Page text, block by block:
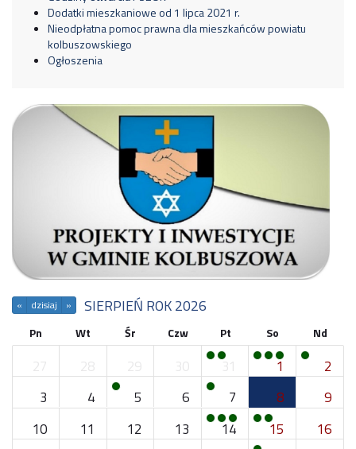
Dodatki mieszkaniowe od 1 lipca 2021 r.
Nieodpłatna pomoc prawna dla mieszkańców powiatu
kolbuszowskiego
Ogłoszenia
« dzisiaj » SIERPIEŃ ROK 2026
Pn Wt Śr Czw Pt So Nd
27 28 29 30 31 1
2
3
4 5 6 7 8
9
10
11 12 13 14 15
16